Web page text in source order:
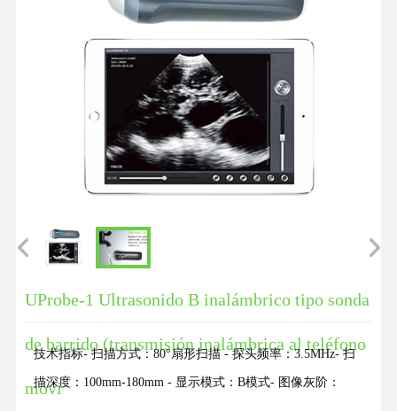
UProbe-1 Ultrasonido B inalámbrico tipo sonda
de barrido (transmisión inalámbrica al teléfono
móvi
技术指标- 扫描方式：80°扇形扫描 - 探头频率：3.5MHz- 扫
描深度：100mm-180mm - 显示模式：B模式- 图像灰阶：